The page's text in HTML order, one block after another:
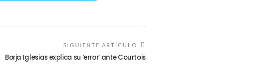
SIGUIENTE ARTÍCULO
Borja Iglesias explica su ‘error’ ante Courtois